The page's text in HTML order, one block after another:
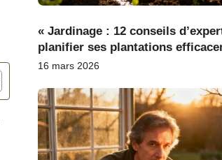
« Jardinage : 12 conseils
planifier ses plantations
16 mars 2026